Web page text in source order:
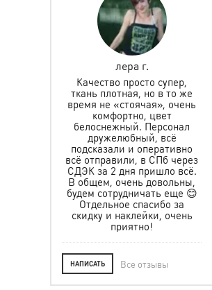
лера г.
Качество просто супер,
ткань плотная, но в то же
время не «стоячая», очень
комфортно, цвет
белоснежный. Персонал
дружелюбный, всё
подсказали и оперативно
всё отправили, в СПб через
СДЭК за 2 дня пришло всё.
В общем, очень довольны,
будем сотрудничать еще 😊
Отдельное спасибо за
скидку и наклейки, очень
приятно!
НАПИСАТЬ Все отзывы